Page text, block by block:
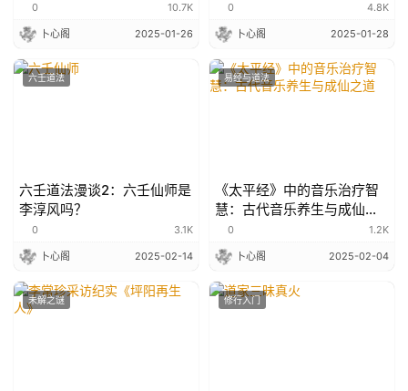
0 10.7K
卜心阁 2025-01-26
0 4.8K
卜心阁 2025-01-28
六壬道法
六壬道法漫谈2：六壬仙师是
李淳风吗？
0 3.1K
卜心阁 2025-02-14
易经与道法
《太平经》中的音乐治疗智
慧：古代音乐养生与成仙之
道0 1.2K
卜心阁 2025-02-04
未解之谜 修行入门